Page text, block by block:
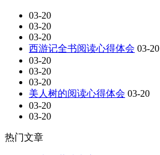
03-20
03-20
03-20
西游记全书阅读心得体会 03-20
03-20
03-20
03-20
美人树的阅读心得体会 03-20
03-20
03-20
热门文章